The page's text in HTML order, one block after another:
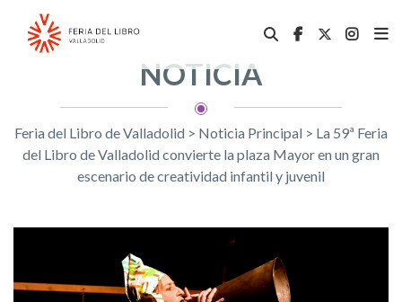
NOTICIA
Feria del Libro de Valladolid > Noticia Principal > La 59ª Feria
del Libro de Valladolid convierte la plaza Mayor en un gran
escenario de creatividad infantil y juvenil